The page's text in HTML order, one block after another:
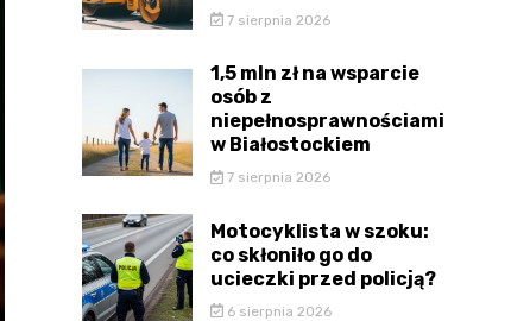
7 sierpnia 2026
1,5 mln zł na wsparcie
osób z
niepełnosprawnościami
w Białostockiem
7 sierpnia 2026
Motocyklista w szoku:
co skłoniło go do
ucieczki przed policją?
6 sierpnia 2026